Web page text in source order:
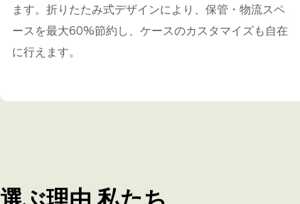
ます。折りたたみ式デザインにより、保管・物流スペ
ースを最大60%節約し、ケースのカスタマイズも自在
に行えます。